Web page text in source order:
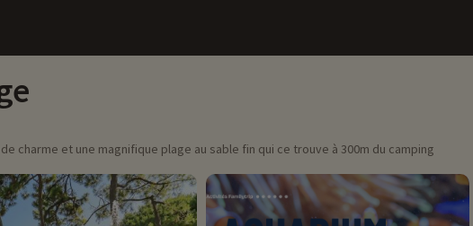
charme et une magnifique plage au sable fin qui ce trouve à 300m du camping